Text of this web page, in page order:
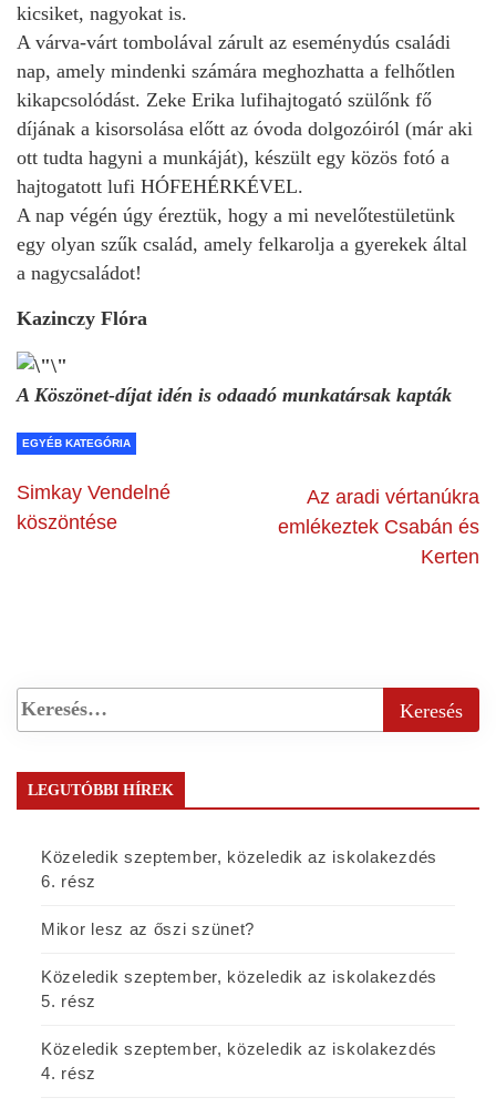
kicsiket, nagyokat is.
A várva-várt tombolával zárult az eseménydús családi
nap, amely mindenki számára meghozhatta a felhőtlen
kikapcsolódást. Zeke Erika lufihajtogató szülőnk fő
díjának a kisorsolása előtt az óvoda dolgozóiról (már aki
ott tudta hagyni a munkáját), készült egy közös fotó a
hajtogatott lufi HÓFEHÉRKÉVEL.
A nap végén úgy éreztük, hogy a mi nevelőtestületünk
egy olyan szűk család, amely felkarolja a gyerekek által
a nagycsaládot!
Kazinczy Flóra
A Köszönet-díjat idén is odaadó munkatársak kapták
EGYÉB KATEGÓRIA
Simkay Vendelné
köszöntése
Az aradi vértanúkra
emlékeztek Csabán és
Kerten
LEGUTÓBBI HÍREK
Közeledik szeptember, közeledik az iskolakezdés
6. rész
Mikor lesz az őszi szünet?
Közeledik szeptember, közeledik az iskolakezdés
5. rész
Közeledik szeptember, közeledik az iskolakezdés
4. rész